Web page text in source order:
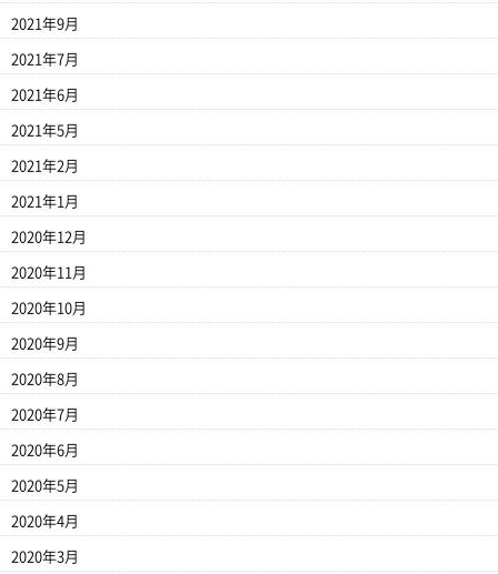
2021年9月
2021年7月
2021年6月
2021年5月
2021年2月
2021年1月
2020年12月
2020年11月
2020年10月
2020年9月
2020年8月
2020年7月
2020年6月
2020年5月
2020年4月
2020年3月